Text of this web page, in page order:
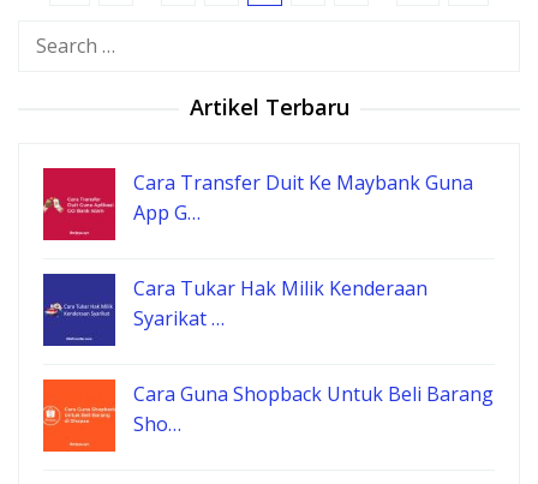
Search
Artikel Terbaru
Cara Transfer Duit Ke Maybank Guna
App G…
Cara Tukar Hak Milik Kenderaan
Syarikat …
Cara Guna Shopback Untuk Beli Barang
Sho…